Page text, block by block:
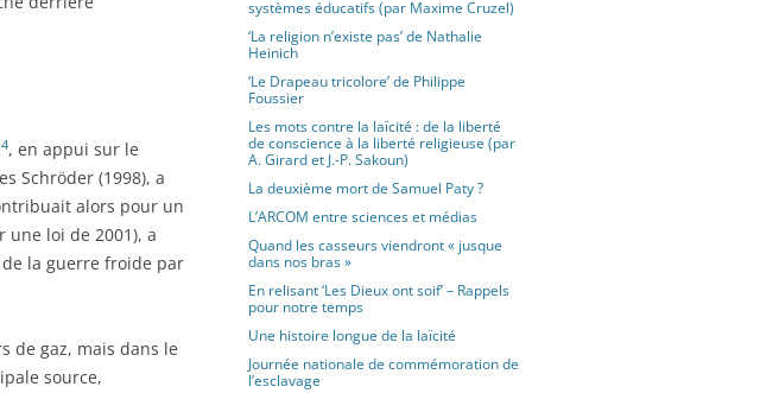
4, en appui sur le
Schröder (1998), a
alors pour un
une loi de 2001), a
la guerre froide par
de gaz, mais dans le
source,
systèmes éducatifs (par Maxime Cruzel)
‘La religion n’existe pas’ de Nathalie
Heinich
‘Le Drapeau tricolore’ de Philippe
Foussier
Les mots contre la laïcité : de la liberté
de conscience à la liberté religieuse (par
A. Girard et J.-P. Sakoun)
La deuxième mort de Samuel Paty ?
L’ARCOM entre sciences et médias
Quand les casseurs viendront « jusque
dans nos bras »
En relisant ‘Les Dieux ont soif’ – Rappels
pour notre temps
Une histoire longue de la laïcité
Journée nationale de commémoration de
l’esclavage